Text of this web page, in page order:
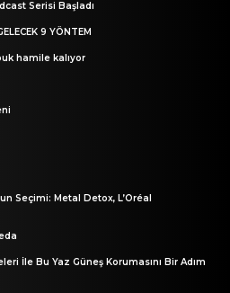
Serisi Başladı
9 YÖNTEM
hamile kalıyor
Seçimi: Metal Detox, L’Oréal
İle Bu Yaz Güneş Korumasını Bir Adım